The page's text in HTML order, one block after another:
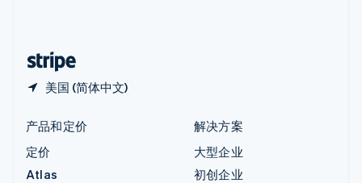
美国 (简体中文)
产品和定价
定价
Atlas
解决方案
大型企业
初创企业